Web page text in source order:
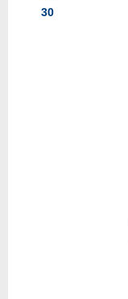
30